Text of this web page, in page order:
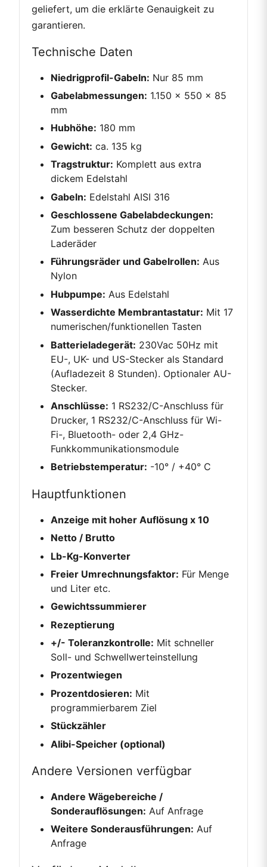
geliefert, um die erklärte Genauigkeit zu
garantieren.
Technische Daten
Niedrigprofil-Gabeln: Nur 85 mm
Gabelabmessungen: 1.150 x 550 x 85
mm
Hubhöhe: 180 mm
Gewicht: ca. 135 kg
Tragstruktur: Komplett aus extra
dickem Edelstahl
Gabeln: Edelstahl AISI 316
Geschlossene Gabelabdeckungen:
Zum besseren Schutz der doppelten
Laderäder
Führungsräder und Gabelrollen: Aus
Nylon
Hubpumpe: Aus Edelstahl
Wasserdichte Membrantastatur: Mit 17
numerischen/funktionellen Tasten
Batterieladegerät: 230Vac 50Hz mit
EU-, UK- und US-Stecker als Standard
(Aufladezeit 8 Stunden). Optionaler AU-
Stecker.
Anschlüsse: 1 RS232/C-Anschluss für
Drucker, 1 RS232/C-Anschluss für Wi-
Fi-, Bluetooth- oder 2,4 GHz-
Funkkommunikationsmodule
Betriebstemperatur: -10° / +40° C
Hauptfunktionen
Anzeige mit hoher Auflösung x 10
Netto / Brutto
Lb-Kg-Konverter
Freier Umrechnungsfaktor: Für Menge
und Liter etc.
Gewichtssummierer
Rezeptierung
+/- Toleranzkontrolle: Mit schneller
Soll- und Schwellwerteinstellung
Prozentwiegen
Prozentdosieren: Mit
programmierbarem Ziel
Stückzähler
Alibi-Speicher (optional)
Andere Versionen verfügbar
Andere Wägebereiche /
Sonderauflösungen: Auf Anfrage
Weitere Sonderausführungen: Auf
Anfrage